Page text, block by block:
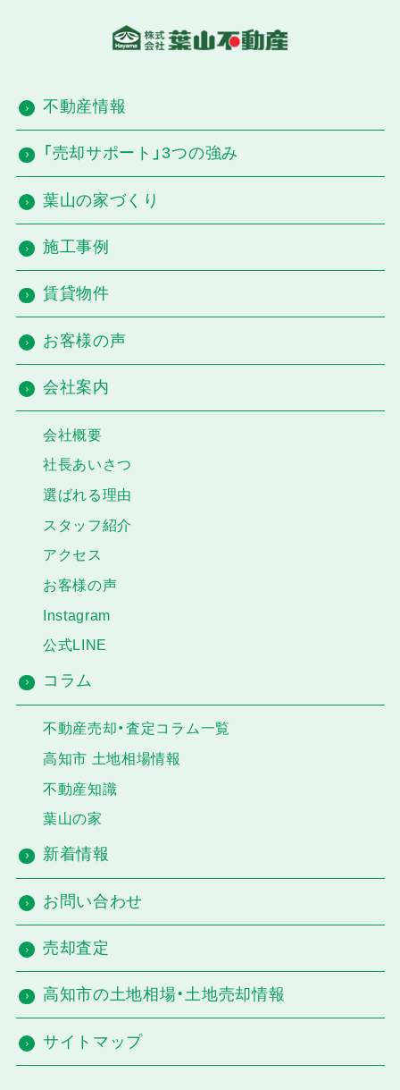
不動産情報
「売却サポート」3つの強み
葉山の家づくり
施工事例
賃貸物件
お客様の声
会社案内
会社概要
社長あいさつ
選ばれる理由
スタッフ紹介
アクセス
お客様の声
Instagram
公式LINE
コラム
不動産売却・査定コラム一覧
高知市 土地相場情報
不動産知識
葉山の家
新着情報
お問い合わせ
売却査定
高知市の土地相場・土地売却情報
サイトマップ